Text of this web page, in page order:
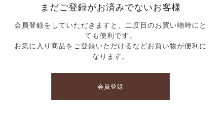
まだご登録がお済みでないお客様
会員登録をしていただきますと、二度目のお買い物時にと
ても便利です。
お気に入り商品をご登録いただけるなどお買い物が便利に
なります。
会員登録